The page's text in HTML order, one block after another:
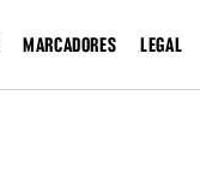
MARCADORES LEGAL